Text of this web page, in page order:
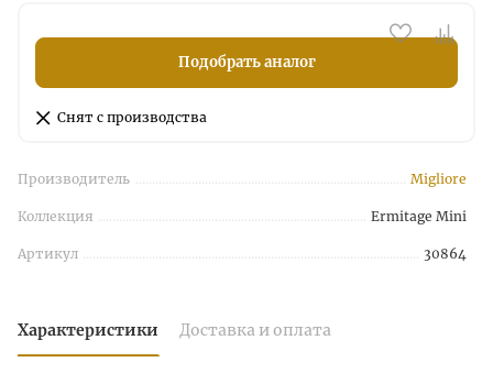
Подобрать аналог
Снят с производства
Производитель Migliore
Коллекция Ermitage Mini
Артикул 30864
Характеристики Доставка и оплата